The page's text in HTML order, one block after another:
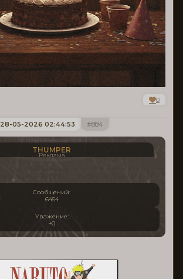
0
884
28-05-2026 02:44:53
THUMPER
Реклама
Сообщений:
6454
Уважение:
+0